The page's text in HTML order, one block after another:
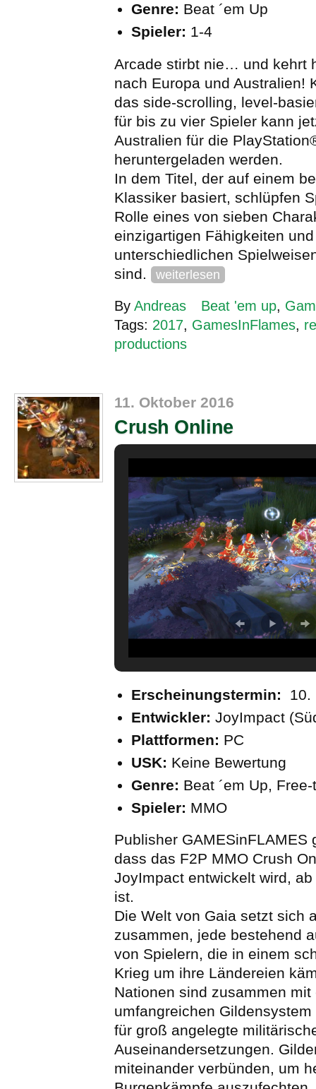
Genre: Beat ´em Up
Spieler: 1-4
Arcade stirbt nie… und kehrt
nach Europa und Australien!
das side-scrolling, level-
für bis zu vier Spieler kann
Australien für die
heruntergeladen werden.
In dem Titel, der auf einem
Klassiker basiert, schlüpfen
Rolle eines von sieben
einzigartigen Fähigkeiten und
unterschiedlichen
sind.
weiterlesen
By Andreas Beat 'em up,
Tags: 2017, GamesInFlames,
productions
11. Oktober 2016
Crush Online
Erscheinungstermin: 10.
Entwickler: JoyImpact
Plattformen: PC
USK: Keine Bewertung
Genre: Beat ´em Up,
Spieler: MMO
Publisher GAMESinFLAMES
dass das F2P MMO Crush
JoyImpact entwickelt wird,
ist.
Die Welt von Gaia setzt sich
zusammen, jede bestehend
von Spielern, die in einem
Krieg um ihre Ländereien
Nationen sind zusammen mit
umfangreichen
für groß angelegte
Auseinandersetzungen.
miteinander verbünden, um